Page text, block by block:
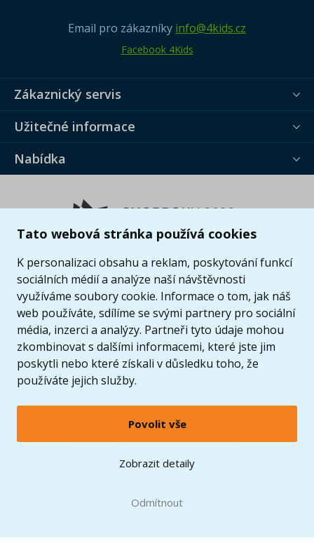
Tato webová stránka používá cookies
K personalizaci obsahu a reklam, poskytování funkcí
sociálních médií a analýze naší návštěvnosti
využíváme soubory cookie. Informace o tom, jak náš
web používáte, sdílíme se svými partnery pro sociální
média, inzerci a analýzy. Partneři tyto údaje mohou
zkombinovat s dalšími informacemi, které jste jim
poskytli nebo které získali v důsledku toho, že
používáte jejich služby.
Povolit vše
Zobrazit detaily
Odmítnout
Email pro zákazníky info@4kids.cz
Facebook 4Kids
Zákaznický servis
Užitečné informace
Nabídka
© 2005 - 2026 Copyright 4kids.cz
LEGO, logo LEGO a minifigurka jsou ochrannými známkami společnosti LEGO Group. ©
2024 The LEGO Group.
Zobrazit verzi pro desktop
při nákupu od